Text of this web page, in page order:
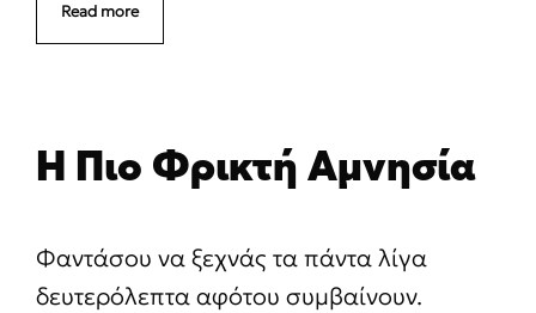
Read more
Η Πιο Φρικτή Αμνησία
Φαντάσου να ξεχνάς τα πάντα λίγα
δευτερόλεπτα αφότου συμβαίνουν.